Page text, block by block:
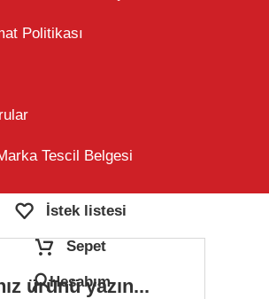
Politikası
Tescil Belgesi
İstek listesi
Sepet
Hesabım